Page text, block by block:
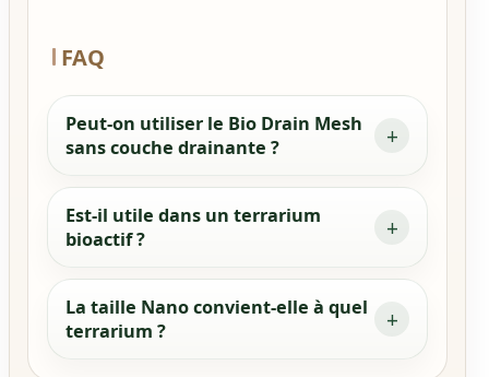
FAQ
Peut-on utiliser le Bio Drain Mesh
sans couche drainante ?
Est-il utile dans un terrarium
bioactif ?
La taille Nano convient-elle à quel
terrarium ?